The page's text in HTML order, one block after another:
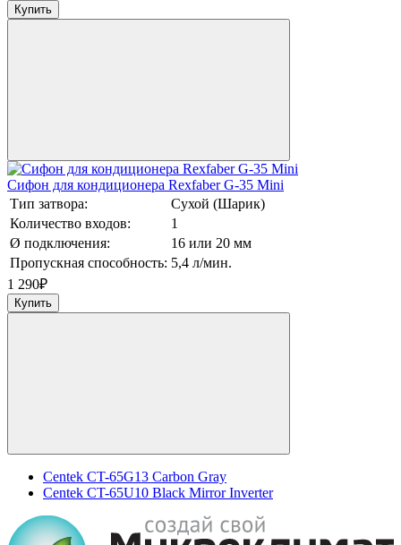
Купить
Сифон для кондиционера Rexfaber G-35 Mini
Тип затвора:
Сухой (Шарик)
Количество входов:
1
Ø подключения:
16 или 20 мм
Пропускная способность: 5,4 л/мин.
1 290₽
Купить
Centek CT-65G13 Carbon Gray
Centek CT-65U10 Black Mirror Inverter